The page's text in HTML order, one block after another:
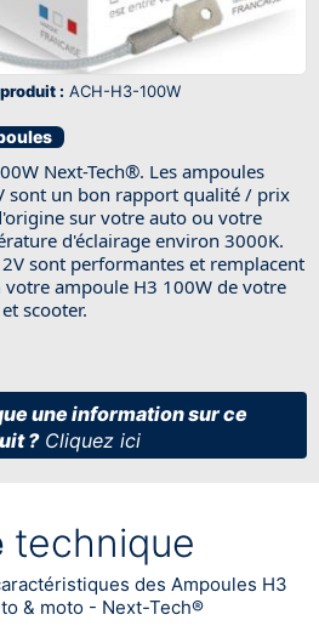
: ACH-H3-100W
Next-Tech®. Les ampoules
sont un bon rapport qualité / prix
sur votre auto ou votre
d'éclairage environ 3000K.
sont performantes et remplacent
ampoule H3 100W de votre
scooter.
une information sur ce
? Cliquez ici
technique
des Ampoules H3
& moto - Next-Tech®